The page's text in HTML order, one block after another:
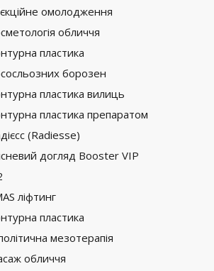
омолодження
обличчя
пластика
борозен
пластика вилиць
пластика препаратом
(Radiesse)
догляд Booster VIP
ліфтинг
пластика
мезотерапія
обличчя